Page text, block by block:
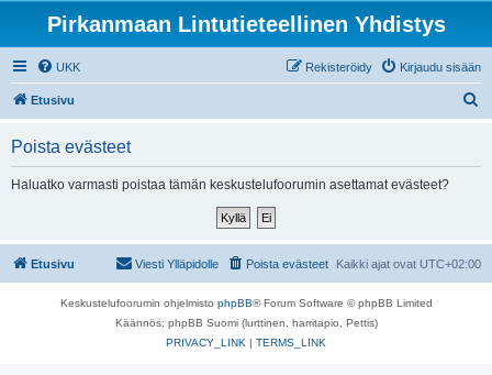
Pirkanmaan Lintutieteellinen Yhdistys
UKK Kirjaudu sisään
Rekisteröidy
Etusivu
Poista evästeet
Haluatko varmasti poistaa tämän keskustelufoorumin asettamat evästeet?
Etusivu Kaikki ajat ovat UTC+02:00
Poista evästeet
Viesti Ylläpidolle
Keskustelufoorumin ohjelmisto phpBB® Forum Software © phpBB Limited
Käännös: phpBB Suomi (lurttinen, harritapio, Pettis)
PRIVACY_LINK | TERMS_LINK